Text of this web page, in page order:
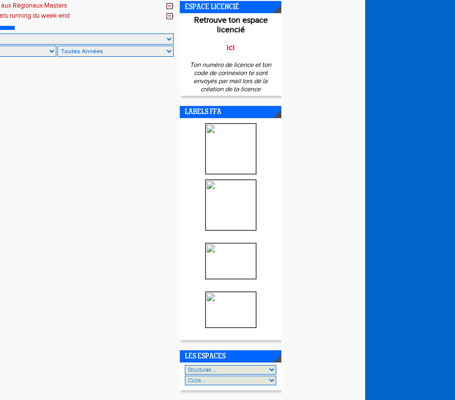
Régionaux Masters
running du week-end
ESPACE LICENCIÉ
Retrouve ton espace
licencié
ici
Ton numéro de licence et ton
code de connexion te sont
envoyés par mail lors de la
création de ta licence
LABELS FFA
LES ESPACES